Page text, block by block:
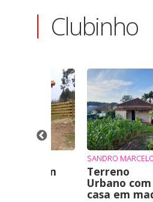
Clubinho
Chácara em Terreno
Urbano com
casa em